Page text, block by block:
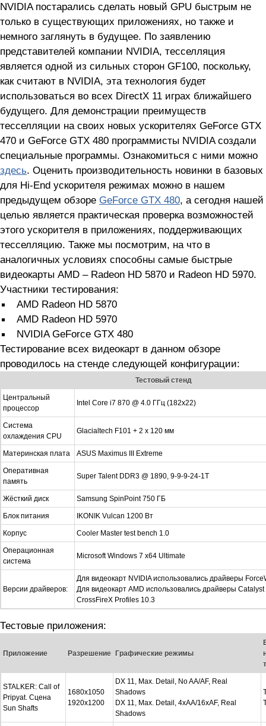
NVIDIA постарались сделать новый GPU быстрым не
только в существующих приложениях, но также и
немного заглянуть в будущее. По заявлению
представителей компании NVIDIA, тесселляция
является одной из сильных сторон GF100, поскольку,
как считают в NVIDIA, эта технология будет
использоваться во всех DirectX 11 играх ближайшего
будущего. Для демонстрации преимуществ
тесселляции на своих новых ускорителях GeForce GTX
470 и GeForce GTX 480 программисты NVIDIA создали
специальные программы. Ознакомиться с ними можно
здесь. Оценить производительность новинки в базовых
для Hi-End ускорителя режимах можно в нашем
предыдущем обзоре GeForce GTX 480, а сегодня нашей
целью является практическая проверка возможностей
этого ускорителя в приложениях, поддерживающих
тесселляцию. Также мы посмотрим, на что в
аналогичных условиях способны самые быстрые
видеокарты AMD – Radeon HD 5870 и Radeon HD 5970.
Участники тестирования:
AMD Radeon HD 5870
AMD Radeon HD 5970
NVIDIA GeForce GTX 480
Тестирование всех видеокарт в данном обзоре
проводилось на стенде следующей конфигурации:
Тестовый стенд
Центральный
процессор
Intel Core i7 870 @ 4.0 ГГц (182x22)
Система
охлаждения CPU
Glacialtech F101 + 2 x 120 мм
Материнская плата ASUS Maximus III Extreme
Оперативная
память
Super Talent DDR3 @ 1890, 9-9-9-24-1T
Жёсткий диск Samsung SpinPoint 750 ГБ
Блок питания IKONIK Vulcan 1200 Вт
Корпус Cooler Master test bench 1.0
Операционная
система
Microsoft Windows 7 x64 Ultimate
Версии драйверов:
Для видеокарт NVIDIA использовались драйверы
Для видеокарт AMD использовались драйверы
CrossFireX Profiles 10.3
Тестовые приложения:
Приложение Разрешение Графические режимы
STALKER: Call of
Pripyat. Сцена
Sun Shafts
1680x1050
1920x1200
DX 11, Max. Detail, No AA/AF, Real
Shadows
DX 11, Max. Detail, 4xAA/16xAF, Real
Shadows